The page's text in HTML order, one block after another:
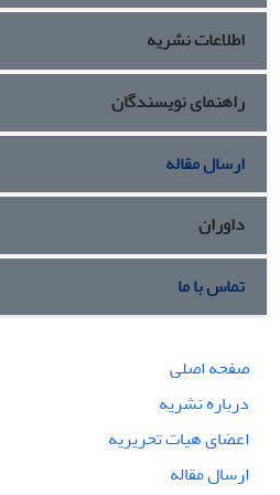
اطلاعات نشریه
راهنمای نویسندگان
ارسال مقاله
داوران
تماس با ما
صفحه اصلی
درباره نشریه
اعضای هیات تحریریه
ارسال مقاله